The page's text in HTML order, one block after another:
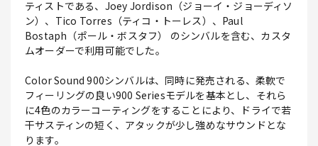
ティストである、Joey Jordison（ジョーイ・ジョーディソ
ン）、Tico Torres（ティコ・トーレス）、Paul
Bostaph（ポール・ボスタフ） のシンバルを含む、カスタ
ムオーダーで利用可能でした。
Color Sound 900シンバルは、同時に発売される、柔軟で
フィーリングの良い900 Seriesモデルを基本とし、それら
に4色のカラーコーティングをすることにより、ドライで若
干サスティンの短く、アタックが少し強めなサウンドとな
ります。